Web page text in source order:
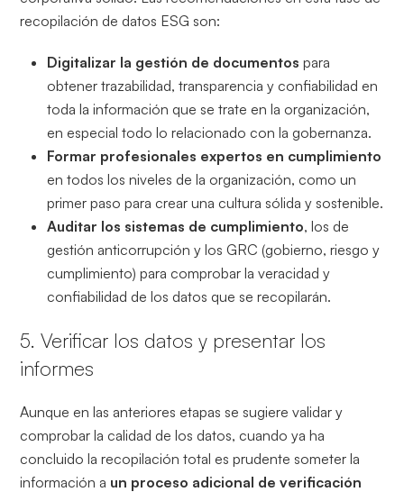
recopilación de datos ESG son:
Digitalizar la gestión de documentos para
obtener trazabilidad, transparencia y confiabilidad en
toda la información que se trate en la organización,
en especial todo lo relacionado con la gobernanza.
Formar profesionales expertos en cumplimiento
en todos los niveles de la organización, como un
primer paso para crear una cultura sólida y sostenible.
Auditar los sistemas de cumplimiento, los de
gestión anticorrupción y los GRC (gobierno, riesgo y
cumplimiento) para comprobar la veracidad y
confiabilidad de los datos que se recopilarán.
5. Verificar los datos y presentar los
informes
Aunque en las anteriores etapas se sugiere validar y
comprobar la calidad de los datos, cuando ya ha
concluido la recopilación total es prudente someter la
información a un proceso adicional de verificación